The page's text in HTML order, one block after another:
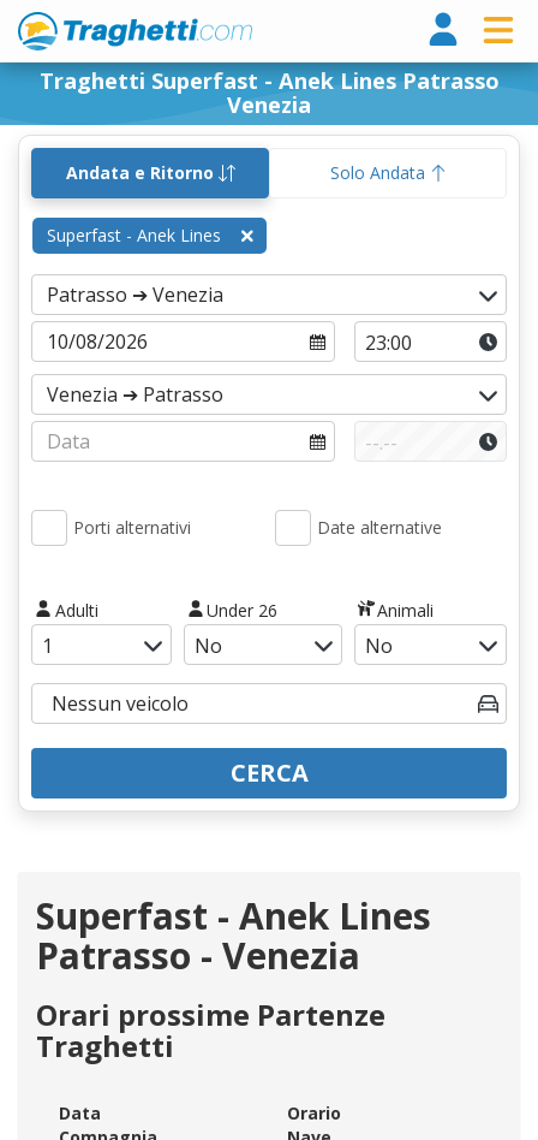
Traghetti Superfast - Anek Lines Patrasso
Venezia
Andata e Ritorno Solo Andata
Superfast - Anek Lines
Porti alternativi Date alternative
Adulti Under 26 Animali
CERCA
Superfast - Anek Lines
Patrasso - Venezia
Orari prossime Partenze
Traghetti
Data
Orario